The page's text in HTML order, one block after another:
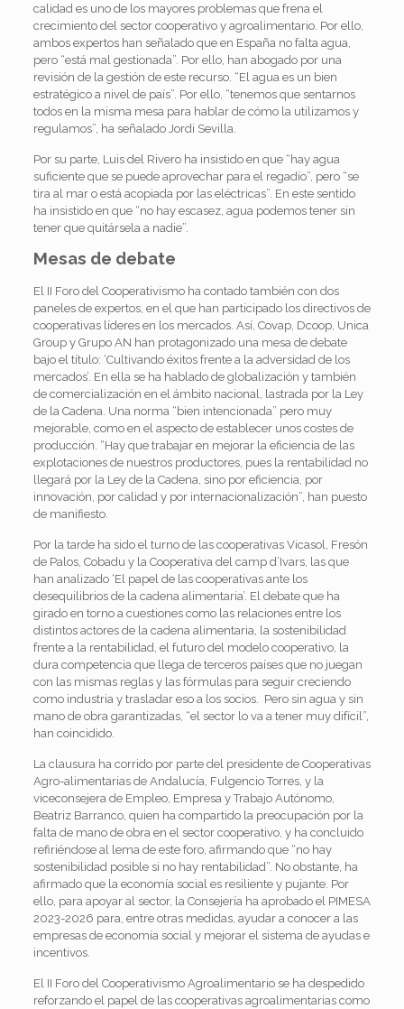
calidad es uno de los mayores problemas que frena el
crecimiento del sector cooperativo y agroalimentario. Por ello,
ambos expertos han señalado que en España no falta agua,
pero “está mal gestionada”. Por ello, han abogado por una
revisión de la gestión de este recurso. “El agua es un bien
estratégico a nivel de país”. Por ello, “tenemos que sentarnos
todos en la misma mesa para hablar de cómo la utilizamos y
regulamos”, ha señalado Jordi Sevilla.
Por su parte, Luis del Rivero ha insistido en que “hay agua
suficiente que se puede aprovechar para el regadío”, pero “se
tira al mar o está acopiada por las eléctricas”. En este sentido
ha insistido en que “no hay escasez, agua podemos tener sin
tener que quitársela a nadie”.
Mesas de debate
El II Foro del Cooperativismo ha contado también con dos
paneles de expertos, en el que han participado los directivos de
cooperativas líderes en los mercados. Así, Covap, Dcoop, Unica
Group y Grupo AN han protagonizado una mesa de debate
bajo el título: ‘Cultivando éxitos frente a la adversidad de los
mercados’. En ella se ha hablado de globalización y también
de comercialización en el ámbito nacional, lastrada por la Ley
de la Cadena. Una norma “bien intencionada” pero muy
mejorable, como en el aspecto de establecer unos costes de
producción. “Hay que trabajar en mejorar la eficiencia de las
explotaciones de nuestros productores, pues la rentabilidad no
llegará por la Ley de la Cadena, sino por eficiencia, por
innovación, por calidad y por internacionalización”, han puesto
de manifiesto.
Por la tarde ha sido el turno de las cooperativas Vicasol, Fresón
de Palos, Cobadu y la Cooperativa del camp d’Ivars, las que
han analizado ‘El papel de las cooperativas ante los
desequilibrios de la cadena alimentaria’. El debate que ha
girado en torno a cuestiones como las relaciones entre los
distintos actores de la cadena alimentaria, la sostenibilidad
frente a la rentabilidad, el futuro del modelo cooperativo, la
dura competencia que llega de terceros países que no juegan
con las mismas reglas y las fórmulas para seguir creciendo
como industria y trasladar eso a los socios. Pero sin agua y sin
mano de obra garantizadas, “el sector lo va a tener muy difícil”,
han coincidido.
La clausura ha corrido por parte del presidente de Cooperativas
Agro-alimentarias de Andalucía, Fulgencio Torres, y la
viceconsejera de Empleo, Empresa y Trabajo Autónomo,
Beatriz Barranco, quien ha compartido la preocupación por la
falta de mano de obra en el sector cooperativo, y ha concluido
refiriéndose al lema de este foro, afirmando que “no hay
sostenibilidad posible si no hay rentabilidad”. No obstante, ha
afirmado que la economía social es resiliente y pujante. Por
ello, para apoyar al sector, la Consejería ha aprobado el PIMESA
2023-2026 para, entre otras medidas, ayudar a conocer a las
empresas de economía social y mejorar el sistema de ayudas e
incentivos.
El II Foro del Cooperativismo Agroalimentario se ha despedido
reforzando el papel de las cooperativas agroalimentarias como